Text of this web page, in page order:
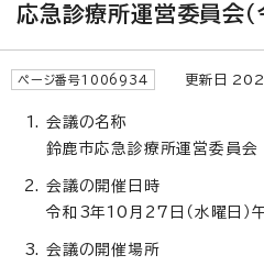
応急診療所運営委員会
ページ番号1006934 更新日
会議の名称
鈴鹿市応急診療所運営委員会
会議の開催日時
令和3年10月27日（水曜日
会議の開催場所